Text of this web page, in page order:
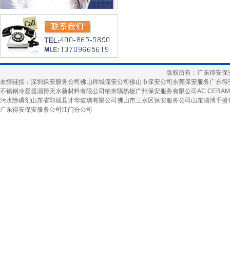
版权所有：广东得安
友情链接： 深圳保安服务公司 佛山禅城保安公司 佛山市保安公司 东莞保安服务广东得
不锈钢冷凝器淄博天水新材料有限公司 纳米隔热板广州保安服务有限公司 AC
污水除磷剂 山东省郓城县才华玻璃有限公司 佛山市三水区保安服务公司 山东淄博千
广东得安保安服务公司江门分公司